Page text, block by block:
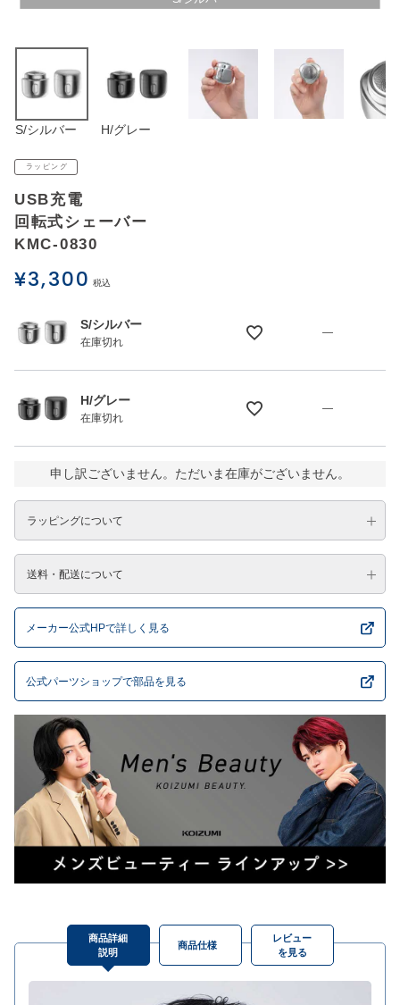
ログイン
S/シルバー H/グレー
ラッピング
USB充電
回転式シェーバー
KMC-0830
¥3,300 税込
S/シルバー
在庫切れ
—
H/グレー
在庫切れ
—
申し訳ございません。ただいま在庫がございません。
ラッピングについて
送料・配送について
メーカー公式HPで詳しく見る
公式パーツショップで部品を見る
商品詳細
説明
商品仕様
レビュー
を見る